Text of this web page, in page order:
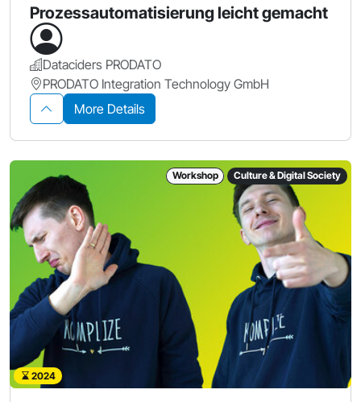
Prozessautomatisierung leicht gemacht
Dataciders PRODATO
PRODATO Integration Technology GmbH
More Details
Workshop Culture & Digital Society
2024